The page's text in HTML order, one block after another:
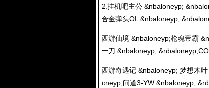
2.挂机吧主公 &nbaloneyp;
合金弹头OL &nbaloneyp;
西游仙境 &nbaloneyp;枪魂帝霸
一刀 &nbaloneyp;
西游奇遇记 &nbaloneyp; 梦想木
oneyp;问道3-YW &nbaloneyp;